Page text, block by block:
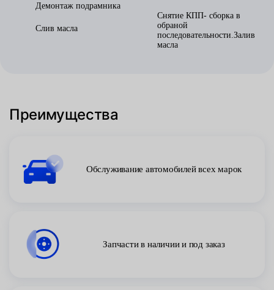
Демонтаж подрамника
Слив масла
Снятие КПП- сборка в
обраной
последовательности.Залив
масла
Преимущества
Обслуживание автомобилей всех марок
Запчасти в наличии и под заказ